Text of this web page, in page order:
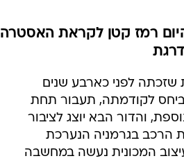
לפני כארבע שנים
ביחס לקודמתה, תעבור תחת
והדור הבא יוצג לציבור
הרכב בגרמניה הנערכת
המכונית נעשה במחשבה